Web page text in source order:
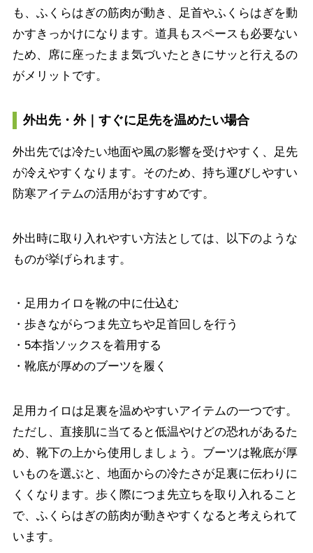
も、ふくらはぎの筋肉が動き、足首やふくらはぎを動
かすきっかけになります。道具もスペースも必要ない
ため、席に座ったまま気づいたときにサッと行えるの
がメリットです。
外出先・外｜すぐに足先を温めたい場合
外出先では冷たい地面や風の影響を受けやすく、足先
が冷えやすくなります。そのため、持ち運びしやすい
防寒アイテムの活用がおすすめです。
外出時に取り入れやすい方法としては、以下のような
ものが挙げられます。
・足用カイロを靴の中に仕込む
・歩きながらつま先立ちや足首回しを行う
・5本指ソックスを着用する
・靴底が厚めのブーツを履く
足用カイロは足裏を温めやすいアイテムの一つです。
ただし、直接肌に当てると低温やけどの恐れがあるた
め、靴下の上から使用しましょう。ブーツは靴底が厚
いものを選ぶと、地面からの冷たさが足裏に伝わりに
くくなります。歩く際につま先立ちを取り入れること
で、ふくらはぎの筋肉が動きやすくなると考えられて
います。